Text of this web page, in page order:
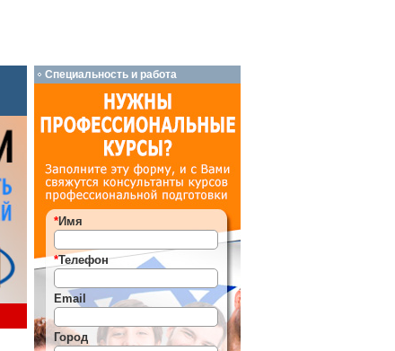
Специальность и работа
*Имя
*Телефон
Email
Город